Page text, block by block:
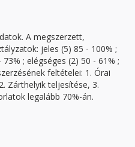
A megszerzett,
jeles (5) 85 - 100% ;
; elégséges (2) 50 - 61% ;
feltételei: 1. Órai
Zárthelyik teljesítése, 3.
legalább 70%-án.